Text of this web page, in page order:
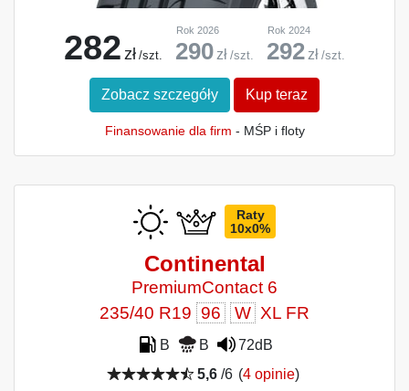
282 zł /szt.
Rok 2026
290 zł /szt.
Rok 2024
292 zł /szt.
Zobacz szczegóły Kup teraz
Finansowanie dla firm - MŚP i floty
Raty
10x0%
Continental
PremiumContact 6
235/40 R19 96 W XL FR
B B
72dB
5,6/6 (4 opinie)